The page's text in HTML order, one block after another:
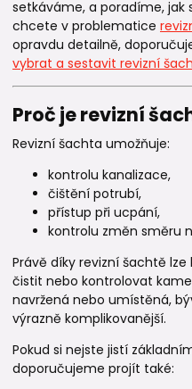
setkáváme, a poradíme, jak
chcete v problematice
opravdu detailně,
vybrat a sestavit revizní
Proč je revizní
Revizní šachta umožňuje:
kontrolu kanalizace,
čištění potrubí,
přístup při ucpání,
kontrolu změn směru
Právě díky revizní šachtě
čistit nebo kontrolovat
navržená nebo umístěná,
výrazně komplikovanější.
Pokud si nejste jistí
doporučujeme projít také: